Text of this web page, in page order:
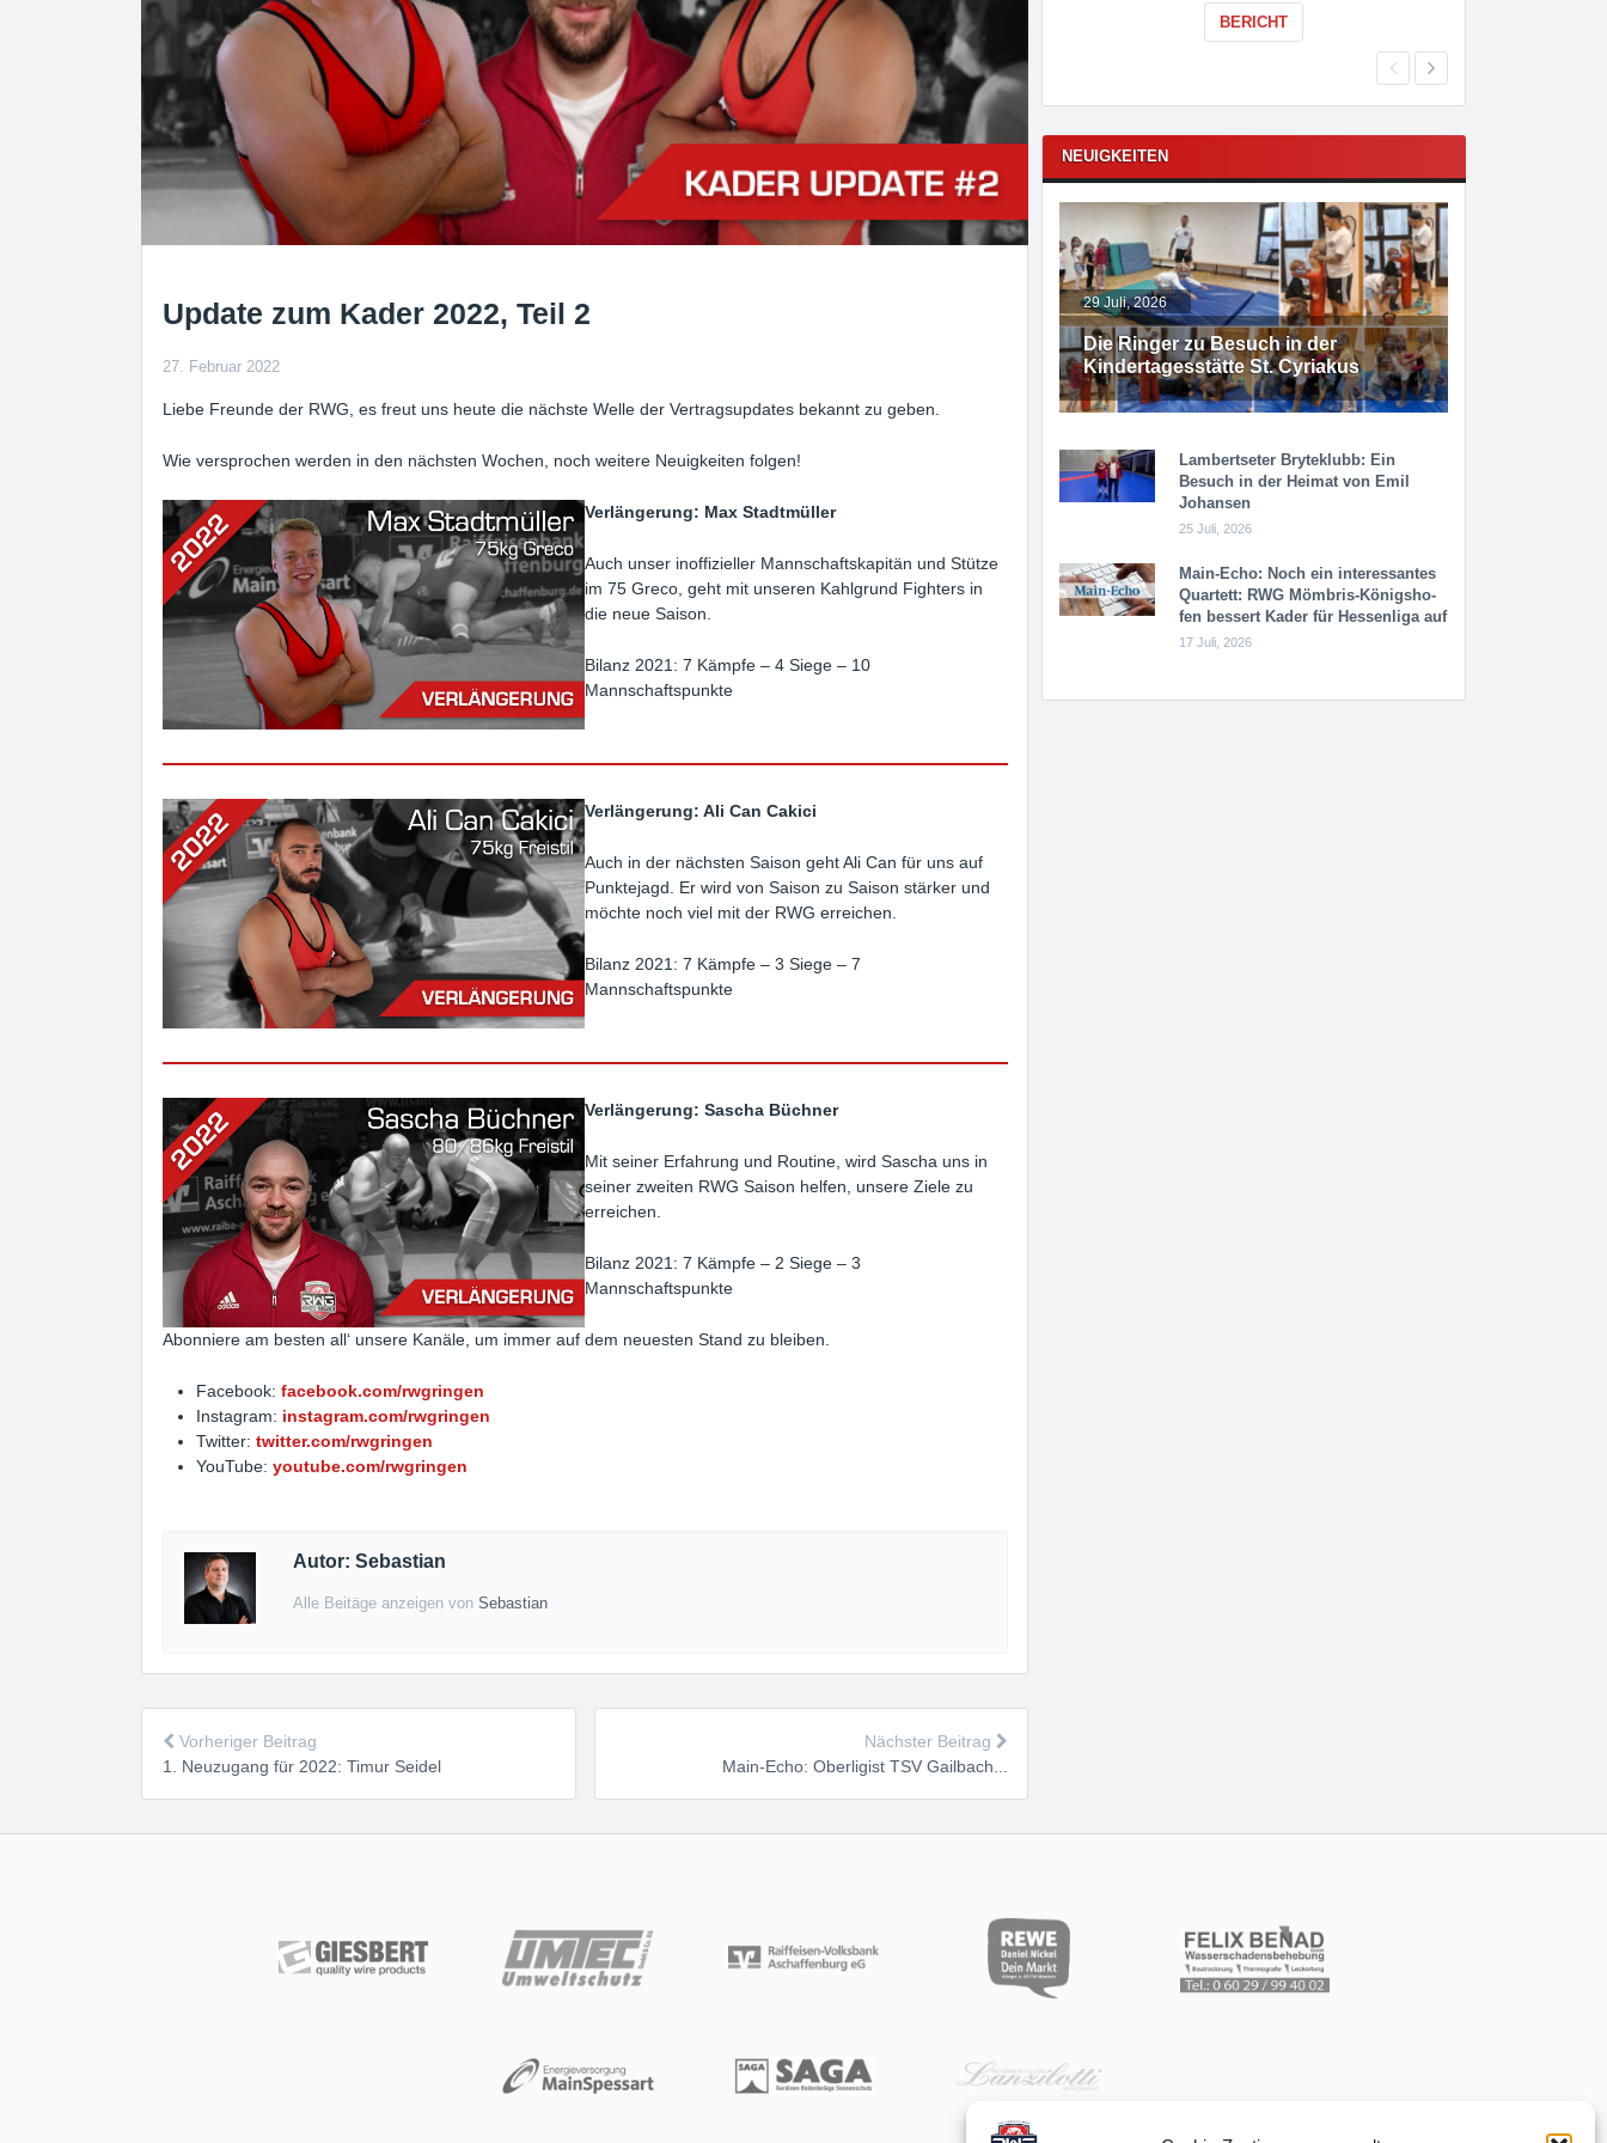
Update zum Kader 2022, Teil 2
27. Februar 2022
Liebe Freunde der RWG, es freut uns heute die nächste Welle der Vertragsupdates bekannt zu geben.
Wie versprochen werden in den nächsten Wochen, noch weitere Neuigkeiten folgen!
Verlängerung: Max Stadtmüller
Auch unser inoffizieller Mannschaftskapitän und Stütze
im 75 Greco, geht mit unseren Kahlgrund Fighters in
die neue Saison.
Bilanz 2021: 7 Kämpfe – 4 Siege – 10
Mannschaftspunkte
Verlängerung: Ali Can Cakici
Auch in der nächsten Saison geht Ali Can für uns auf
Punktejagd. Er wird von Saison zu Saison stärker und
möchte noch viel mit der RWG erreichen.
Bilanz 2021: 7 Kämpfe – 3 Siege – 7
Mannschaftspunkte
Verlängerung: Sascha Büchner
Mit seiner Erfahrung und Routine, wird Sascha uns in
seiner zweiten RWG Saison helfen, unsere Ziele zu
erreichen.
Bilanz 2021: 7 Kämpfe – 2 Siege – 3
Mannschaftspunkte
Abonniere am besten all‘ unsere Kanäle, um immer auf dem neuesten Stand zu bleiben.
Facebook: facebook.com/rwgringen
Instagram: instagram.com/rwgringen
Twitter: twitter.com/rwgringen
YouTube: youtube.com/rwgringen
Autor: Sebastian
Alle Beitäge anzeigen vonSebastian
Vorheriger Beitrag
1. Neuzugang für 2022: Timur Seidel
Nächster Beitrag
Main-Echo: Oberligist TSV Gailbach...
BERICHT
NEUIGKEITEN
Die Ringer zu Besuch in der
Kindertagesstätte St. Cyriakus
29 Juli, 2026
Lambertseter Bryteklubb: Ein
Besuch in der Heimat von Emil
Johansen
25 Juli, 2026
Main-Echo: Noch ein in­ter­es­san­tes
Quar­tett: RWG Möm­b­ris-Kö­n­igs­ho­
fen bessert Kader für Hessenliga auf
17 Juli, 2026